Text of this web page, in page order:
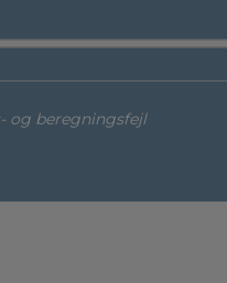
og beregningsfejl